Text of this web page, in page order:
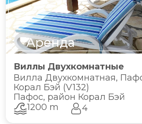
Аренда
Виллы Двухкомнатные
Вилла Двухкомнатная,
Корал Бэй (V132)
Пафос, район Корал Бэй
1200 m
4